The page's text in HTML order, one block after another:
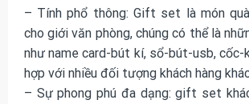
– Tính phổ thông: Gift set là món
cho giới văn phòng, chúng có thể là
như name card-bút kí, sổ-bút-usb, cốc-
hợp với nhiều đối tượng khách hàng
– Sự phong phú đa dạng: gift set